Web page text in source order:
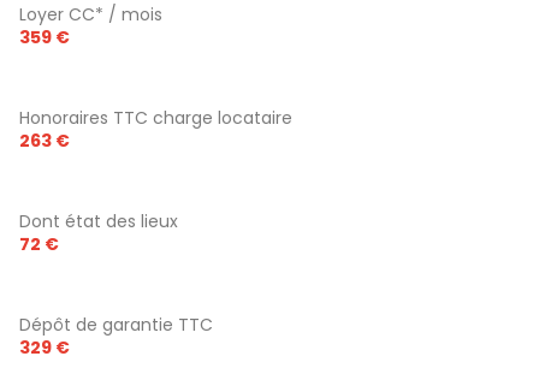
Loyer CC* / mois
359 €
Honoraires TTC charge locataire
263 €
Dont état des lieux
72 €
Dépôt de garantie TTC
329 €